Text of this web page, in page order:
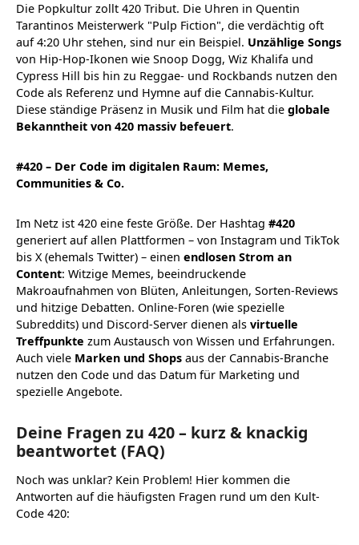
Die Popkultur zollt 420 Tribut. Die Uhren in Quentin
Tarantinos Meisterwerk "Pulp Fiction", die verdächtig oft
auf 4:20 Uhr stehen, sind nur ein Beispiel. Unzählige Songs
von Hip-Hop-Ikonen wie Snoop Dogg, Wiz Khalifa und
Cypress Hill bis hin zu Reggae- und Rockbands nutzen den
Code als Referenz und Hymne auf die Cannabis-Kultur.
Diese ständige Präsenz in Musik und Film hat die globale
Bekanntheit von 420 massiv befeuert.
#420 – Der Code im digitalen Raum: Memes,
Communities & Co.
Im Netz ist 420 eine feste Größe. Der Hashtag #420
generiert auf allen Plattformen – von Instagram und TikTok
bis X (ehemals Twitter) – einen endlosen Strom an
Content: Witzige Memes, beeindruckende
Makroaufnahmen von Blüten, Anleitungen, Sorten-Reviews
und hitzige Debatten. Online-Foren (wie spezielle
Subreddits) und Discord-Server dienen als virtuelle
Treffpunkte zum Austausch von Wissen und Erfahrungen.
Auch viele Marken und Shops aus der Cannabis-Branche
nutzen den Code und das Datum für Marketing und
spezielle Angebote.
Deine Fragen zu 420 – kurz & knackig
beantwortet (FAQ)
Noch was unklar? Kein Problem! Hier kommen die
Antworten auf die häufigsten Fragen rund um den Kult-
Code 420: